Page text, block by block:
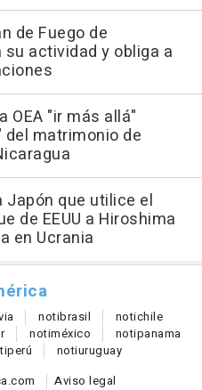
de Fuego de
actividad y obliga a
OEA "ir más allá"
matrimonio de
Japón que utilice el
de EEUU a Hiroshima
en Ucrania
notibrasil notichile
notiméxico notipanama
perú notiuruguay
Aviso legal